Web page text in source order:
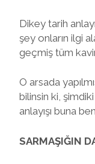
Dikey tarih
şey onların ilgi
geçmiş tüm
O arsada
bilinsin ki,
anlayışı buna
SARMAŞIĞIN